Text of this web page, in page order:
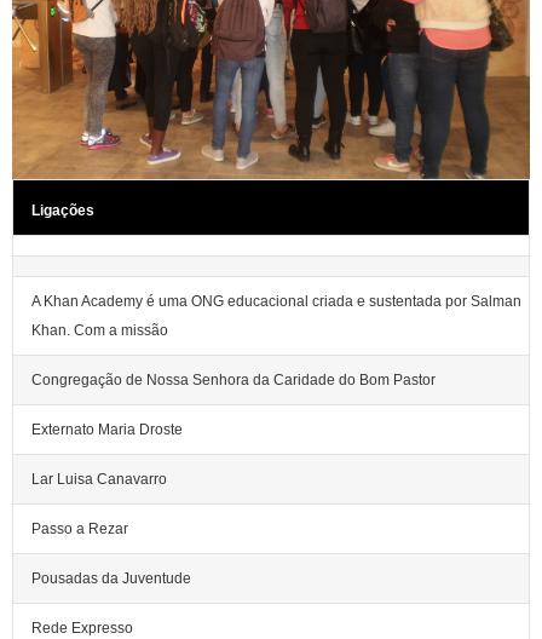
Ligações
A Khan Academy é uma ONG educacional criada e sustentada por Salman
Khan. Com a missão
Congregação de Nossa Senhora da Caridade do Bom Pastor
Externato Maria Droste
Lar Luisa Canavarro
Passo a Rezar
Pousadas da Juventude
Rede Expresso